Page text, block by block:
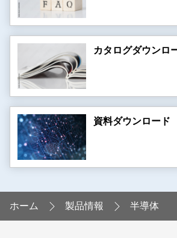
カタログダウンロ
資料ダウンロード
ホーム 製品情報 半導体